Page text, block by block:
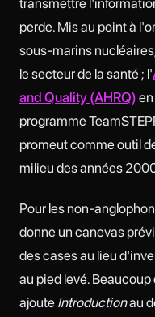
perde. Mis au point à
sous-marins
le secteur de la santé ; l'
and Quality (AHRQ)
programme
promeut comme outil
milieu des années
Pour les non-
donne un canevas
des cases au lieu
au pied levé.
ajoute Introductionau